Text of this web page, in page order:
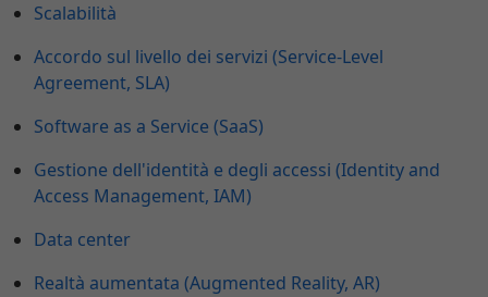
Scalabilità
Accordo sul livello dei servizi (Service-Level
Agreement, SLA)
Software as a Service (SaaS)
Gestione dell'identità e degli accessi (Identity and
Access Management, IAM)
Data center
Realtà aumentata (Augmented Reality, AR)